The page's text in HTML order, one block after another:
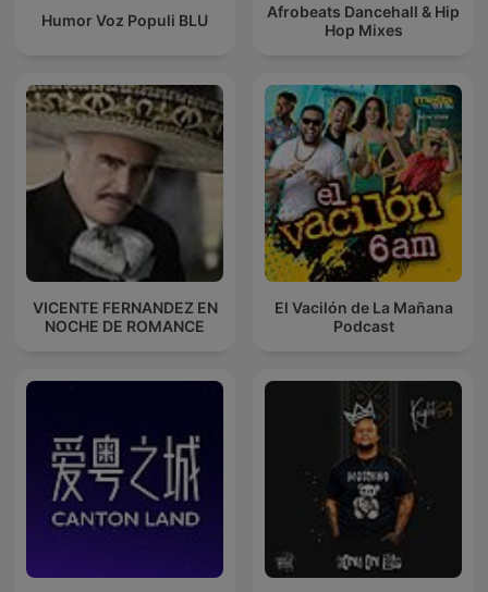
Humor Voz Populi BLU
Afrobeats Dancehall & Hip
Hop Mixes
VICENTE FERNANDEZ EN
NOCHE DE ROMANCE
El Vacilón de La Mañana
Podcast